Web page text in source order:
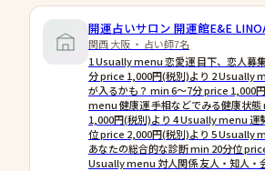
開運占いサロン 開運館E&E
関西 大阪 ・ 占い師7名
1 Usually menu 恋愛運 目下、恋人募
分 price 1,000円(税別)より 2 Usually
が入るかも？ min 6〜7分 price 1,000
menu 健康運 手相などでみる健康状
1,000円(税別)より 4 Usually menu 運
位 price 2,000円(税別)より 5 Usually
あなたの総合的な診断 min 20分位
Usually menu 対人関係 友人・知人・